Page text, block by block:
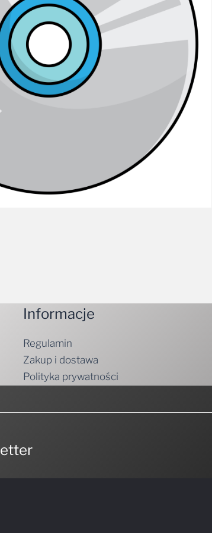
Informacje
Regulamin
Zakup i dostawa
Polityka prywatności